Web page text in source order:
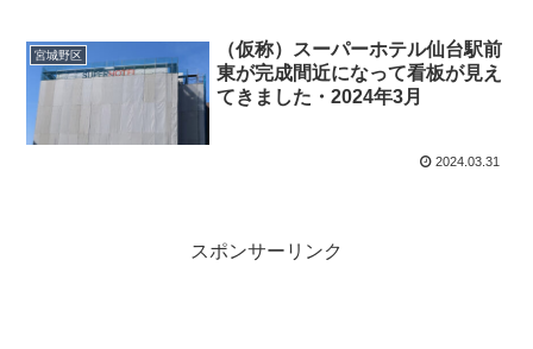
宮城野区
（仮称）スーパーホテル仙台駅前
東が完成間近になって看板が見え
てきました・2024年3月
2024.03.31
スポンサーリンク